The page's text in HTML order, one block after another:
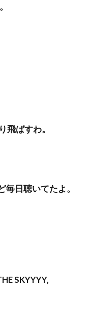
飛ばすわ。
日聴いてたよ。
SKYYYY,